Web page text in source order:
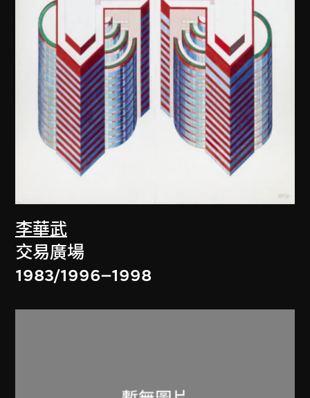
李華武
交易廣場
1983/1996–1998